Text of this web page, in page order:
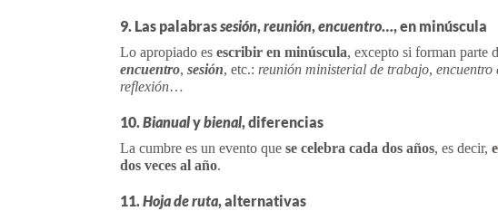
9. Las palabrassesión,reunión,encuentro…, en minúscula
Lo apropiado es escribir en minúscula, excepto si forman parte
encuentro, sesión, etc.: reunión ministerial de trabajo, encuentro
reflexión…
10.Bianualybienal, diferencias
La cumbre es un evento que se celebra cada dos años, es decir,
dos veces al año.
11.Hoja de ruta, alternativas